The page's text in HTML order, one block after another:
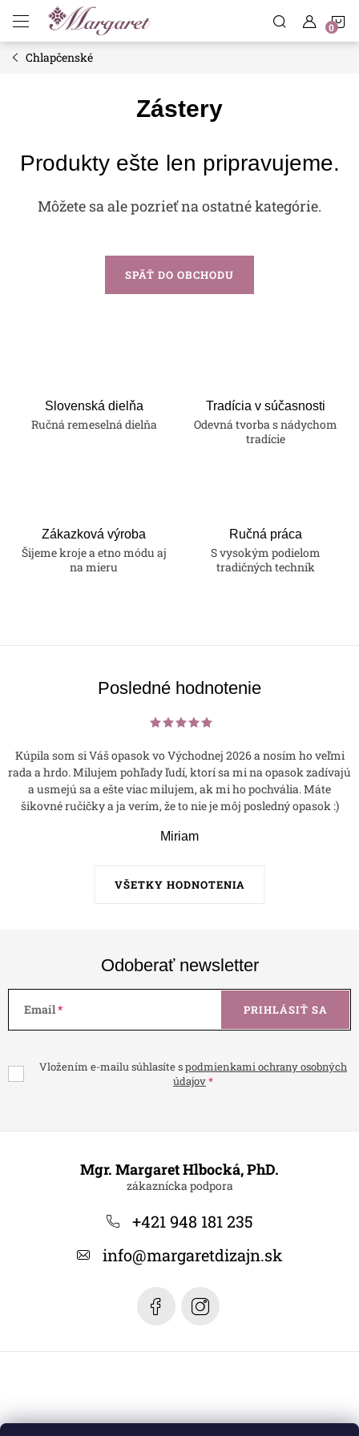
obsah
Chlapčenské
Zástery
Produkty ešte len pripravujeme.
Môžete sa ale pozrieť na ostatné kategórie.
SPÄŤ DO OBCHODU
Slovenská dielňa
Ručná remeselná dielňa
Tradícia v súčasnosti
Odevná tvorba s nádychom
tradície
Zákazková výroba
Šijeme kroje a etno módu aj
na mieru
Ručná práca
S vysokým podielom
tradičných techník
Posledné hodnotenie
VŠETKY HODNOTENIA
Kúpila som si Váš opasok vo Východnej 2026 a nosím ho veľmi
rada a hrdo. Milujem pohľady ľudí, ktorí sa mi na opasok zadívajú
a usmejú sa a ešte viac milujem, ak mi ho pochvália. Máte
šikovné ručičky a ja verím, že to nie je môj posledný opasok :)
Miriam
Odoberať newsletter
Email
Vložením e-mailu súhlasíte spodmienkami ochrany osobných
údajov
PRIHLÁSIŤ SA
Mgr. Margaret Hlbocká, PhD.
+421 948 181 235
info@margaretdizajn.sk